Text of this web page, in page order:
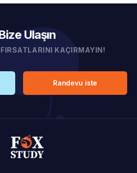
Ulaşın
KAÇIRMAYIN!
Randevu iste